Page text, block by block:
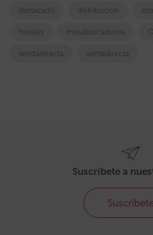
destacado distribucion
hoteles metabuscadores
vendadirecta ventadirecta
Suscríbete a